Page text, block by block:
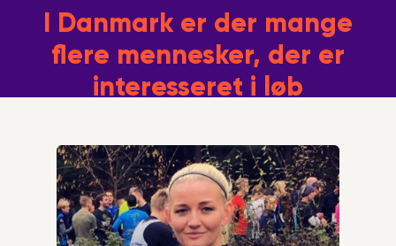
I Danmark er der mange
flere mennesker, der er
interesseret i løb